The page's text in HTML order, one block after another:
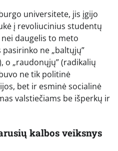
universitete, jis įgijo
į revoliucinius studentų
daugelis to meto
ne „baltųjų”
„raudonųjų” (radikalių
ne tik politinė
bet ir esminė socialinė
valstiečiams be išperkų ir
kalbos veiksnys